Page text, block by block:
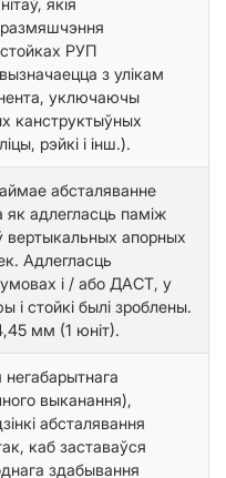
якія
РУП
з улікам
уключаючы
канструктыўных
рэйкі і інш.).
абсталяванне
адлегласць паміж
вертыкальных апорных
Адлегласць
і / або ДАСТ, у
і стойкі былі зроблены.
мм (1 юніт).
выканання),
абсталявання
каб заставаўся
здабывання